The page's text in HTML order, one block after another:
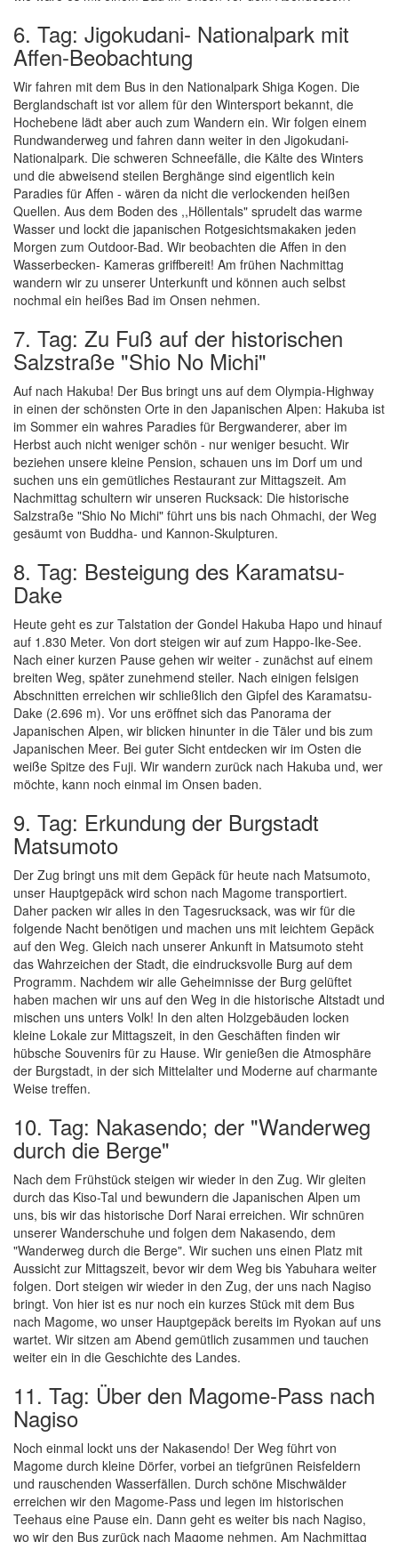
6. Tag: Jigokudani- Nationalpark mit
Affen-Beobachtung
Wir fahren mit dem Bus in den Nationalpark Shiga Kogen. Die
Berglandschaft ist vor allem für den Wintersport bekannt, die
Hochebene lädt aber auch zum Wandern ein. Wir folgen einem
Rundwanderweg und fahren dann weiter in den Jigokudani-
Nationalpark. Die schweren Schneefälle, die Kälte des Winters
und die abweisend steilen Berghänge sind eigentlich kein
Paradies für Affen - wären da nicht die verlockenden heißen
Quellen. Aus dem Boden des ,,Höllentals" sprudelt das warme
Wasser und lockt die japanischen Rotgesichtsmakaken jeden
Morgen zum Outdoor-Bad. Wir beobachten die Affen in den
Wasserbecken- Kameras griffbereit! Am frühen Nachmittag
wandern wir zu unserer Unterkunft und können auch selbst
nochmal ein heißes Bad im Onsen nehmen.
7. Tag: Zu Fuß auf der historischen
Salzstraße "Shio No Michi"
Auf nach Hakuba! Der Bus bringt uns auf dem Olympia-Highway
in einen der schönsten Orte in den Japanischen Alpen: Hakuba ist
im Sommer ein wahres Paradies für Bergwanderer, aber im
Herbst auch nicht weniger schön - nur weniger besucht. Wir
beziehen unsere kleine Pension, schauen uns im Dorf um und
suchen uns ein gemütliches Restaurant zur Mittagszeit. Am
Nachmittag schultern wir unseren Rucksack: Die historische
Salzstraße "Shio No Michi" führt uns bis nach Ohmachi, der Weg
gesäumt von Buddha- und Kannon-Skulpturen.
8. Tag: Besteigung des Karamatsu-
Dake
Heute geht es zur Talstation der Gondel Hakuba Hapo und hinauf
auf 1.830 Meter. Von dort steigen wir auf zum Happo-Ike-See.
Nach einer kurzen Pause gehen wir weiter - zunächst auf einem
breiten Weg, später zunehmend steiler. Nach einigen felsigen
Abschnitten erreichen wir schließlich den Gipfel des Karamatsu-
Dake (2.696 m). Vor uns eröffnet sich das Panorama der
Japanischen Alpen, wir blicken hinunter in die Täler und bis zum
Japanischen Meer. Bei guter Sicht entdecken wir im Osten die
weiße Spitze des Fuji. Wir wandern zurück nach Hakuba und, wer
möchte, kann noch einmal im Onsen baden.
9. Tag: Erkundung der Burgstadt
Matsumoto
Der Zug bringt uns mit dem Gepäck für heute nach Matsumoto,
unser Hauptgepäck wird schon nach Magome transportiert.
Daher packen wir alles in den Tagesrucksack, was wir für die
folgende Nacht benötigen und machen uns mit leichtem Gepäck
auf den Weg. Gleich nach unserer Ankunft in Matsumoto steht
das Wahrzeichen der Stadt, die eindrucksvolle Burg auf dem
Programm. Nachdem wir alle Geheimnisse der Burg gelüftet
haben machen wir uns auf den Weg in die historische Altstadt und
mischen uns unters Volk! In den alten Holzgebäuden locken
kleine Lokale zur Mittagszeit, in den Geschäften finden wir
hübsche Souvenirs für zu Hause. Wir genießen die Atmosphäre
der Burgstadt, in der sich Mittelalter und Moderne auf charmante
Weise treffen.
10. Tag: Nakasendo; der "Wanderweg
durch die Berge"
Nach dem Frühstück steigen wir wieder in den Zug. Wir gleiten
durch das Kiso-Tal und bewundern die Japanischen Alpen um
uns, bis wir das historische Dorf Narai erreichen. Wir schnüren
unserer Wanderschuhe und folgen dem Nakasendo, dem
"Wanderweg durch die Berge". Wir suchen uns einen Platz mit
Aussicht zur Mittagszeit, bevor wir dem Weg bis Yabuhara weiter
folgen. Dort steigen wir wieder in den Zug, der uns nach Nagiso
bringt. Von hier ist es nur noch ein kurzes Stück mit dem Bus
nach Magome, wo unser Hauptgepäck bereits im Ryokan auf uns
wartet. Wir sitzen am Abend gemütlich zusammen und tauchen
weiter ein in die Geschichte des Landes.
11. Tag: Über den Magome-Pass nach
Nagiso
Noch einmal lockt uns der Nakasendo! Der Weg führt von
Magome durch kleine Dörfer, vorbei an tiefgrünen Reisfeldern
und rauschenden Wasserfällen. Durch schöne Mischwälder
erreichen wir den Magome-Pass und legen im historischen
Teehaus eine Pause ein. Dann geht es weiter bis nach Nagiso,
wo wir den Bus zurück nach Magome nehmen. Am Nachmittag